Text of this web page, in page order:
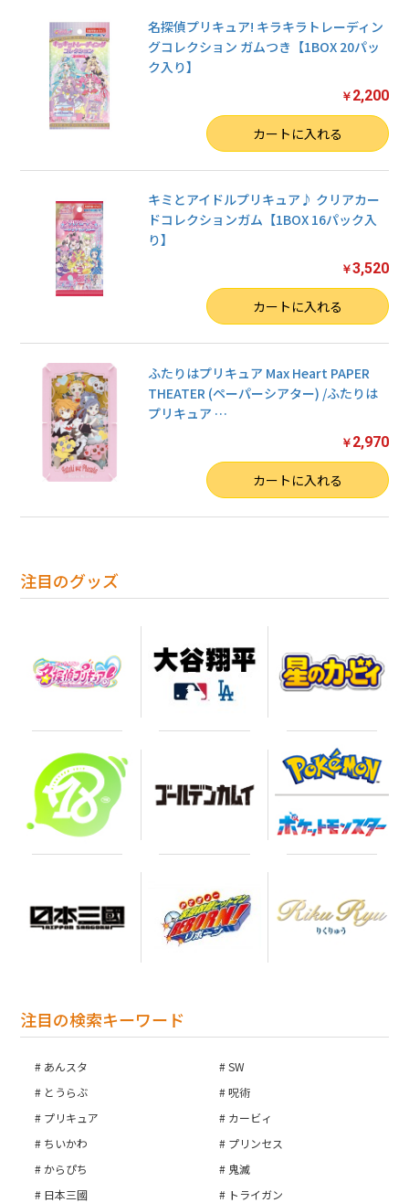
注目のグッズ
注目の検索キーワード
あんスタ
SW
とうらぶ
呪術
プリキュア
カービィ
ちいかわ
プリンセス
からぴち
鬼滅
日本三國
トライガン
名探偵プリキュア! キラキラトレーディン
グコレクション ガムつき【1BOX 20パッ
ク入り】
￥ 2,200
カートに入れる
キミとアイドルプリキュア♪ クリアカー
ドコレクションガム【1BOX 16パック入
り】
￥3,520
カートに入れる
ふたりはプリキュア Max Heart PAPER
THEATER (ペーパーシアター) /ふたりは
プリキュア …
￥ 2,970
カートに入れる
お買い物を続ける